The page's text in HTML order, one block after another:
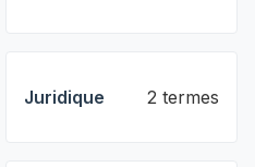
Juridique 2 termes